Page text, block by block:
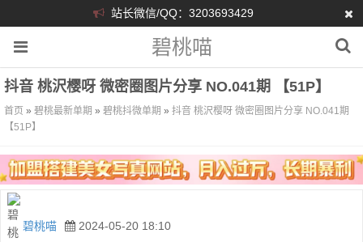
站长微信/QQ：3203693429
碧桃喵
抖音 桃沢樱呀 微密圈图片分享 NO.041期 【51P】
首页 » 碧桃最新单期 » 碧桃抖微单期 » 抖音 桃沢樱呀 微密圈图片分享 NO.041期
【51P】
碧桃喵 2024-05-20 18:10